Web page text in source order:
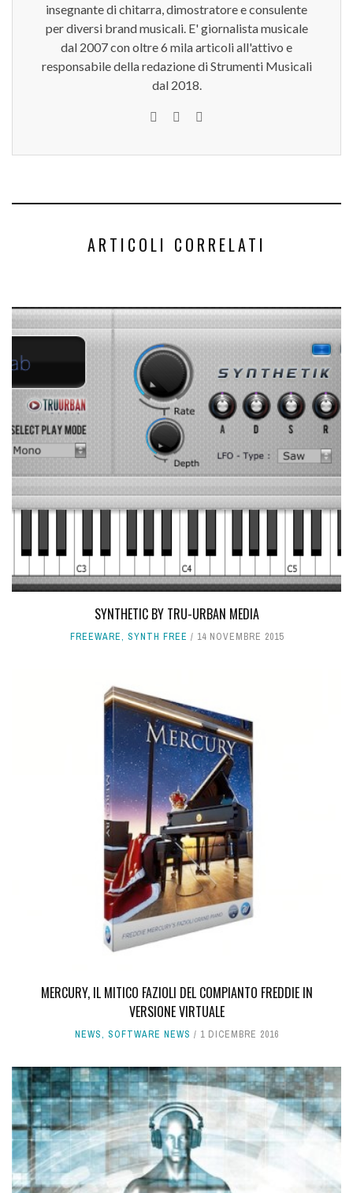
insegnante di chitarra, dimostratore e consulente
per diversi brand musicali. E' giornalista musicale
dal 2007 con oltre 6 mila articoli all'attivo e
responsabile della redazione di Strumenti Musicali
dal 2018.
ARTICOLI CORRELATI
SYNTHETIC BY TRU-URBAN MEDIA
FREEWARE, SYNTH FREE 14 NOVEMBRE 2015
MERCURY, IL MITICO FAZIOLI DEL COMPIANTO FREDDIE IN
VERSIONE VIRTUALE
NEWS, SOFTWARE NEWS 1 DICEMBRE 2016